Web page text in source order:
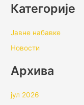
Категорије
Јавне набавке
Новости
Архивa
јул 2026